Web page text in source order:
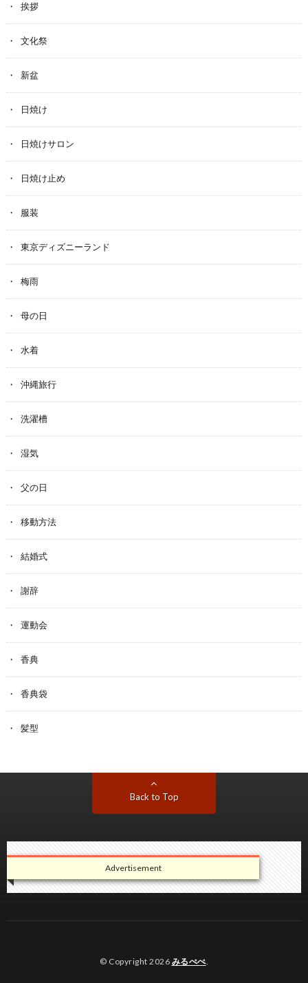
挨拶
文化祭
新盆
日焼け
日焼けサロン
日焼け止め
服装
東京ディズニーランド
梅雨
母の日
水着
沖縄旅行
洗濯槽
湿気
父の日
移動方法
結婚式
謝辞
運動会
香典
香典袋
髪型
Back to Top
Advertisement
© Copyright 2026 みるぺぺ.